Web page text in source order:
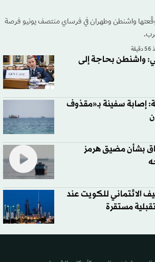
واشنطن وطهران في فرساي منتصف يونيو فرصة
واشنطن بحاجة إلى
إصابة سفينة بـ«مقذوف
بشأن مضيق هرمز
الائتماني للكويت عند